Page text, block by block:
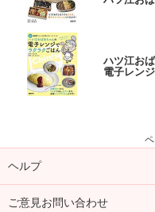
ハツ江お
電子レン
ヘルプ
ご意見お問い合わせ